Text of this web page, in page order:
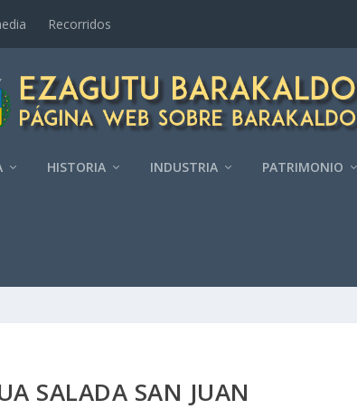
Recorridos
HISTORIA INDUSTRIA PATRIMONIO
SALADA SAN JUAN